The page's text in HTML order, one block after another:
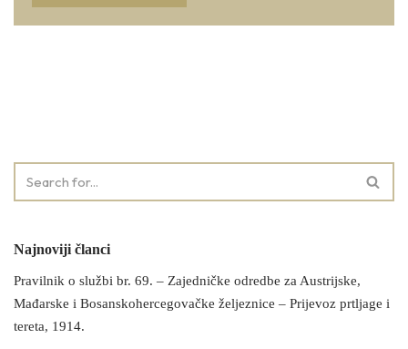
Najnoviji članci
Pravilnik o službi br. 69. – Zajedničke odredbe za Austrijske,
Mađarske i Bosanskohercegovačke željeznice – Prijevoz prtljage i
tereta, 1914.